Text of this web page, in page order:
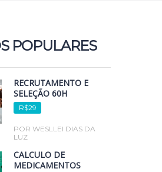
POPULARES
RECRUTAMENTO E
SELEÇÃO 60H
R$29
POR WESLLEI DIAS DA
LUZ
CÁLCULO DE
MEDICAMENTOS